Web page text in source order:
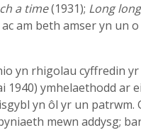
a time(1931); Long
am beth amser yn
yn rhigolau cyffredin
ymhelaethodd ar
yn ôl yr un
mewn addysg;